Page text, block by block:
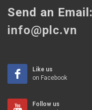
Send an Email:
info@plc.vn
Like us
on Facebook
Follow us